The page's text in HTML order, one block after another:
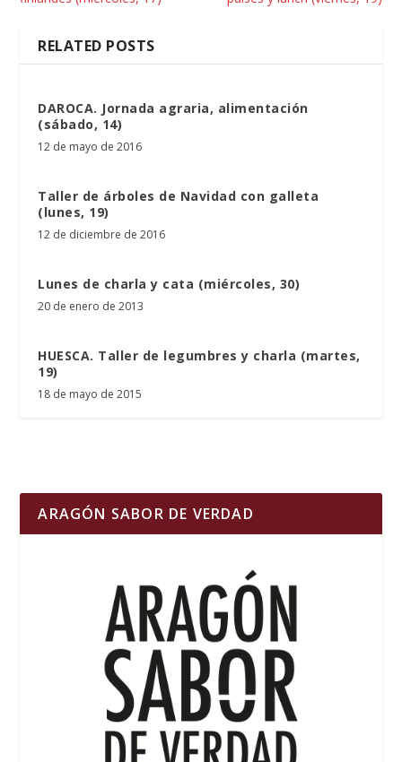
RELATED POSTS
DAROCA. Jornada agraria, alimentación
(sábado, 14)
12 de mayo de 2016
Taller de árboles de Navidad con galleta
(lunes, 19)
12 de diciembre de 2016
Lunes de charla y cata (miércoles, 30)
20 de enero de 2013
HUESCA. Taller de legumbres y charla (martes,
19)
18 de mayo de 2015
ARAGÓN SABOR DE VERDAD